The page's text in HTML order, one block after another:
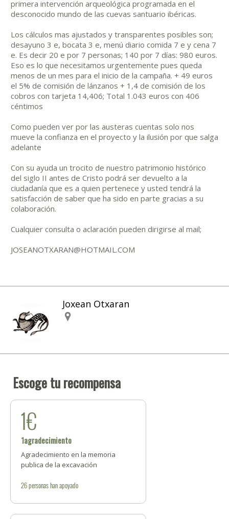
primera intervención arqueológica programada en el
desconocido mundo de las cuevas santuario ibéricas.
Los cálculos mas ajustados y transparentes posibles son;
desayuno 3 e, bocata 3 e, menú diario comida 7 e y cena 7
e. Es decir 20 e por 7 personas; 140 por 7 días: 980 euros.
Eso es lo que necesitamos urgentemente pues queda
menos de un mes para el inicio de la campaña. + 49 euros
el 5% de comisión de lánzanos + 1,4 de comisión de los
cobros con tarjeta 14,406; Total 1.043 euros con 406
céntimos
Como pueden ver por las austeras cuentas solo nos
mueve la confianza en el proyecto y la ilusión por que salga
adelante
Con su ayuda un trocito de nuestro patrimonio histórico
del siglo II antes de Cristo podrá ser devuelto a la
ciudadanía que es a quien pertenece y usted tendrá la
satisfacción de saber que ha sido en parte gracias a su
colaboración.
Cualquier consulta o aclaración pueden dirigirse al mail;
JOSEANOTXARAN@HOTMAIL.COM
Joxean Otxaran
Escoge tu recompensa
1€
1agradecimiento
Agradecimiento en la memoria
publica de la excavación
26personashan apoyado